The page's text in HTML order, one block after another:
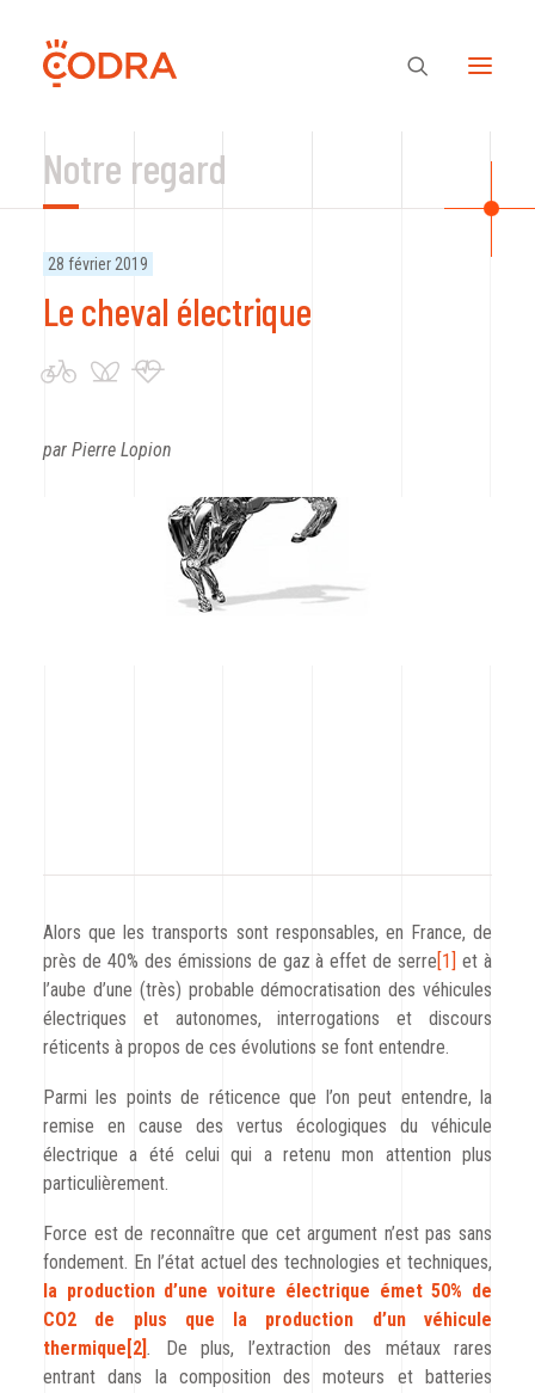
Des valeurs, une équipe
Nos savoir-faire
Notre regard
Nos références
CODRA recrute
Notre regard
28 février 2019
Le cheval électrique
par Pierre Lopion
Alors que les transports sont responsables, en France, de
près de 40% des émissions de gaz à effet de serre[1] et à
l’aube d’une (très) probable démocratisation des véhicules
électriques et autonomes, interrogations et discours
réticents à propos de ces évolutions se font entendre.
Parmi les points de réticence que l’on peut entendre, la
remise en cause des vertus écologiques du véhicule
électrique a été celui qui a retenu mon attention plus
particulièrement.
Force est de reconnaître que cet argument n’est pas sans
fondement. En l’état actuel des technologies et techniques,
la production d’une voiture électrique émet 50% de
CO2 de plus que la production d’un véhicule
thermique [2].
De plus, l’extraction des métaux rares
entrant dans la composition des moteurs et batteries